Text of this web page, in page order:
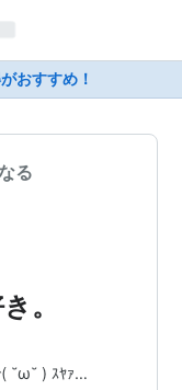
おすすめ！
る
。
˘ω˘ ) ｽﾔｧ…